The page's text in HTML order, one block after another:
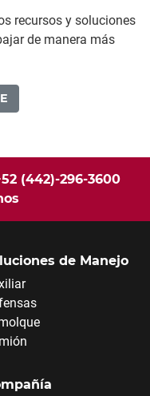
recursos y soluciones
de manera más
(442)-296-3600
de Manejo